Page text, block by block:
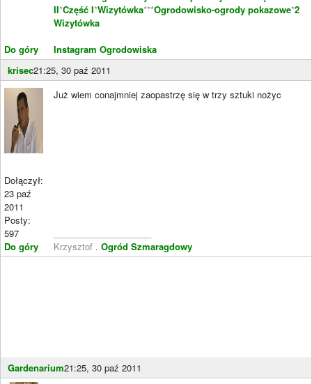
Do góry
II*Część I*Wizytówka***Ogrodowisko-ogrody pokazowe*2
Wizytówka
Instagram Ogrodowiska
krisec21:25, 30 paź 2011
Dołączył:
23 paź
2011
Posty:
597
Do góry
Już wiem conajmniej zaopastrzę się w trzy sztuki nożyc
Krzysztof . Ogród Szmaragdowy
Gardenarium21:25, 30 paź 2011